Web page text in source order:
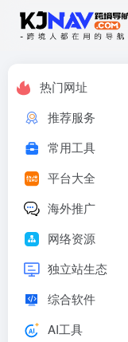
热门网址
推荐服务
常用工具
平台大全
海外推广
网络资源
独立站生态
综合软件
AI工具
VNPAY